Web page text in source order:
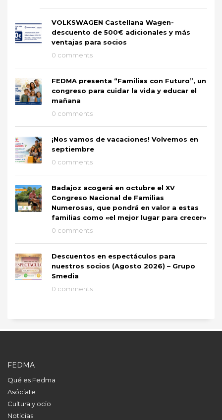
VOLKSWAGEN Castellana Wagen-
descuento de 500€ adicionales y más
ventajas para socios
0 comments
FEDMA presenta “Familias con Futuro”, un
congreso para cuidar la vida y educar el
mañana
0 comments
¡Nos vamos de vacaciones! Volvemos en
septiembre
0 comments
Badajoz acogerá en octubre el XV
Congreso Nacional de Familias
Numerosas, que pondrá en valor a estas
familias como «el mejor lugar para crecer»
0 comments
Descuentos en espectáculos para
nuestros socios (Agosto 2026) – Grupo
Smedia
0 comments
FEDMA
Qué es Fedma
Asóciate
Cultura y ocio
Noticias